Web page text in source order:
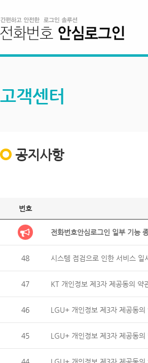
고객센터
공지사항
번호
전화번호안심로그인 일부 기능
48 시스템 점검으로 인한 서비스
47 KT 개인정보 제3자 제공동의 약
46 LGU+ 개인정보 제3자 제공동
45 LGU+ 개인정보 제3자 제공동의